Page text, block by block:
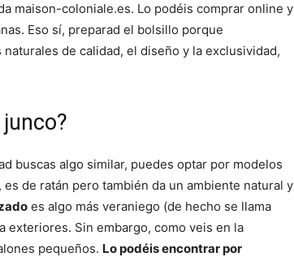
maison-coloniale.es. Lo podéis comprar online y
Eso sí, preparad el bolsillo porque
de calidad, el diseño y la exclusividad,
buscas algo similar, puedes optar por modelos
de ratán pero también da un ambiente natural y
es algo más veraniego (de hecho se llama
exteriores. Sin embargo, como veis en la
pequeños. Lo podéis encontrar por